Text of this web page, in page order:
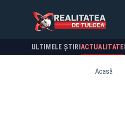
ULTIMELE ȘTIRI ACTUALITATE
Acasă